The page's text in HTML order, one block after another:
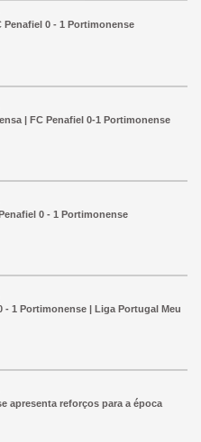
Penafiel 0 - 1 Portimonense
| FC Penafiel 0-1 Portimonense
0 - 1 Portimonense
- 1 Portimonense | Liga Portugal Meu
apresenta reforços para a época